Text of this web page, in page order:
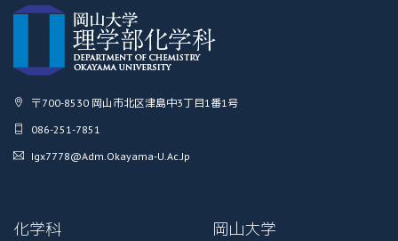
〒700-8530 岡山市北区津島中3丁目1番1号
086-251-7851
Igx7778@adm.okayama-U.ac.jp
化学科 岡山大学